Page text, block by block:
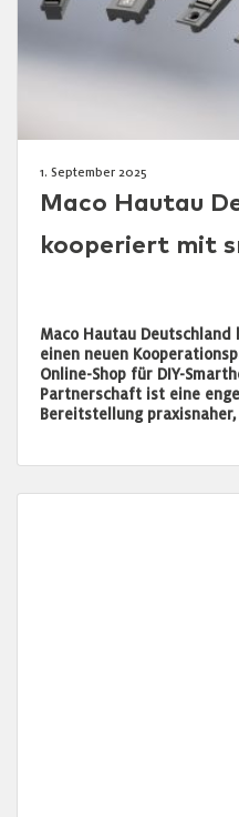
1. September 2025
Maco Hautau
kooperiert mit
Maco Hautau
einen neuen
Online-Shop für DIY-
Partnerschaft ist eine
Bereitstellung